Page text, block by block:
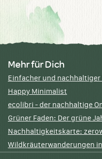
Mehr für Dich
Einfacher und
Happy Minimalist
ecolibri - der nachhaltige
Grüner Faden: Der grüne
Nachhaltigkeitskarte:
Wildkräuterwanderungen